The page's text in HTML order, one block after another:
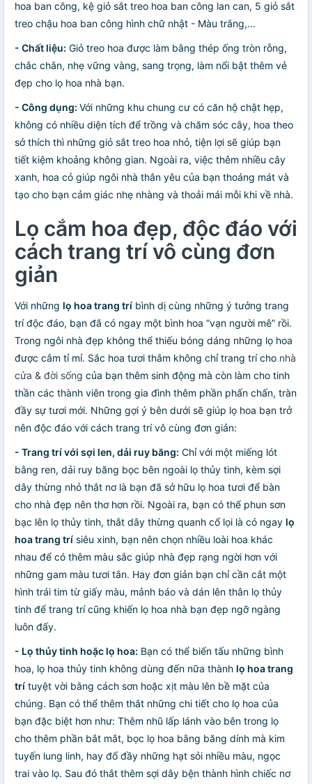
hoa ban công, kệ giỏ sắt treo hoa ban công lan can, 5 giỏ sắt
treo chậu hoa ban công hình chữ nhật - Màu trắng,…
- Chất liệu: Giỏ treo hoa được làm bằng thép ống tròn rỗng,
chắc chắn, nhẹ vững vàng, sang trọng, làm nổi bật thêm vẻ
đẹp cho lọ hoa nhà bạn.
- Công dụng: Với những khu chung cư có căn hộ chật hẹp,
không có nhiều diện tích để trồng và chăm sóc cây, hoa theo
sở thích thì những giỏ sắt treo hoa nhỏ, tiện lợi sẽ giúp bạn
tiết kiệm khoảng không gian. Ngoài ra, việc thêm nhiều cây
xanh, hoa cỏ giúp ngôi nhà thân yêu của bạn thoáng mát và
tạo cho bạn cảm giác nhẹ nhàng và thoải mái mỗi khi về nhà.
Lọ cắm hoa đẹp, độc đáo với
cách trang trí vô cùng đơn
giản
Với những lọ hoa trang trí bình dị cùng những ý tưởng trang
trí độc đáo, bạn đã có ngay một bình hoa “vạn người mê” rồi.
Trong ngôi nhà đẹp không thể thiếu bóng dáng những lọ hoa
được cắm tỉ mỉ. Sắc hoa tươi thắm không chỉ trang trí cho nhà
cửa & đời sống của bạn thêm sinh động mà còn làm cho tinh
thần các thành viên trong gia đình thêm phần phấn chấn, tràn
đầy sự tươi mới. Những gợi ý bên dưới sẽ giúp lọ hoa bạn trở
nên độc đáo với cách trang trí vô cùng đơn giản:
- Trang trí với sợi len, dải ruy băng: Chỉ với một miếng lót
bằng ren, dải ruy băng bọc bên ngoài lọ thủy tinh, kèm sợi
dây thừng nhỏ thắt nơ là bạn đã sở hữu lọ hoa tươi để bàn
cho nhà đẹp nên thơ hơn rồi. Ngoài ra, bạn có thể phun sơn
bạc lên lọ thủy tinh, thắt dây thừng quanh cổ lọi là có ngay lọ
hoa trang trí siêu xinh, bạn nên chọn nhiều loài hoa khác
nhau để có thêm màu sắc giúp nhà đẹp rạng ngời hơn với
những gam màu tươi tắn. Hay đơn giản bạn chỉ cần cắt một
hình trái tim từ giấy màu, mảnh báo và dán lên thân lọ thủy
tinh để trang trí cũng khiến lọ hoa nhà bạn đẹp ngỡ ngàng
luôn đấy.
- Lọ thủy tinh hoặc lọ hoa: Bạn có thể biến tấu những bình
hoa, lọ hoa thủy tinh không dùng đến nữa thành lọ hoa trang
trí tuyệt vời bằng cách sơn hoặc xịt màu lên bề mặt của
chúng. Bạn có thể thêm thắt những chi tiết cho lọ hoa của
bạn đặc biệt hơn như: Thêm nhũ lấp lánh vào bên trong lọ
cho thêm phần bắt mắt, bọc lọ hoa bằng băng dính mà kim
tuyến lung linh, hay đổ đầy những hạt sỏi nhiều màu, ngọc
trai vào lọ. Sau đó thắt thêm sợi dây bện thành hình chiếc nơ